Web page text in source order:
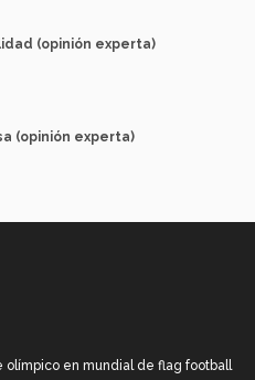
(opinión experta)
(opinión experta)
olímpico en mundial de flag football